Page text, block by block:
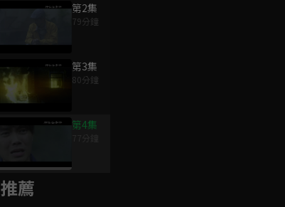
第2集
79分鐘
第3集
80分鐘
第4集
薦